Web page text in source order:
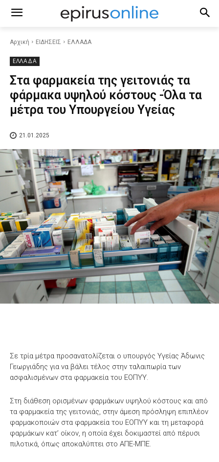
Αρχική ΕΙΔΗΣΕΙΣ ΕΛΛΑΔΑ
ΕΛΛΑΔΑ
Στα φαρμακεία της γειτονιάς τα
φάρμακα υψηλού κόστους -Όλα τα
μέτρα του Υπουργείου Υγείας
21.01.2025
Σε τρία μέτρα προσανατολίζεται ο υπουργός Υγείας Άδωνις
Γεωργιάδης για να βάλει τέλος στην ταλαιπωρία των
ασφαλισμένων στα φαρμακεία του ΕΟΠΥΥ.
Στη διάθεση ορισμένων φαρμάκων υψηλού κόστους και από
τα φαρμακεία της γειτονιάς, στην άμεση πρόσληψη επιπλέον
φαρμακοποιών στα φαρμακεία του ΕΟΠΥΥ και τη μεταφορά
φαρμάκων κατ’ οίκον, η οποία έχει δοκιμαστεί από πέρυσι
πιλοτικά, όπως αποκαλύπτει στο ΑΠΕ-ΜΠΕ.